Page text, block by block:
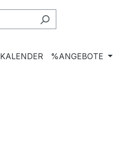
KALENDER %ANGEBOTE